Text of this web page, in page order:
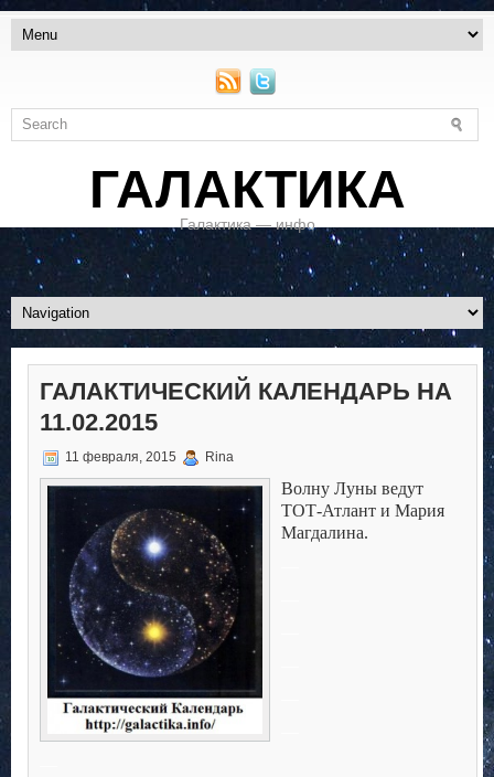
ГАЛАКТИКА
Галактика — инфо
ГАЛАКТИЧЕСКИЙ КАЛЕНДАРЬ НА
11.02.2015
11 февраля, 2015 Rina
Волну Луны ведут
ТОТ-Атлант и Мария
Магдалина.